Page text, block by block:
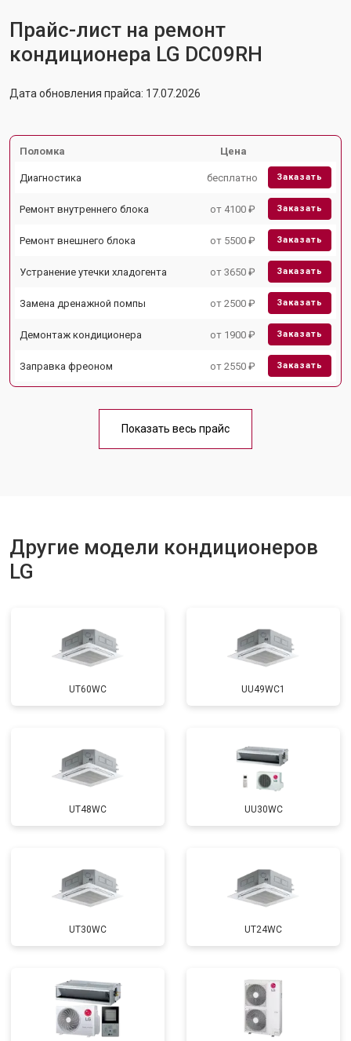
Прайс-лист на ремонт
кондиционера LG DC09RH
Дата обновления прайса: 17.07.2026
Поломка Цена
Диагностика бесплатно Заказать
Ремонт внутреннего блока от 4100 ₽ Заказать
Ремонт внешнего блока от 5500 ₽ Заказать
Устранение утечки хладогента от 3650 ₽ Заказать
Замена дренажной помпы от 2500 ₽ Заказать
Демонтаж кондиционера от 1900 ₽ Заказать
Заправка фреоном от 2550 ₽ Заказать
Показать весь прайс
Другие модели кондиционеров
LG
UT60WC UU49WC1
UT48WC UU30WC
UT30WC UT24WC